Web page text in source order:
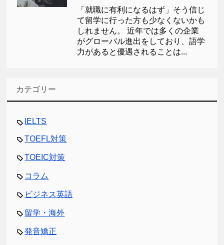
「就職に有利になるはず」そう信じ
て留学に行った方も少なくないかも
しれません。 近年では多くの企業
がグローバル進出をしており、語学
力があると優遇されることは...
カテゴリー
IELTS
TOEFL対策
TOEIC対策
コラム
ビジネス英語
留学・海外
発音矯正